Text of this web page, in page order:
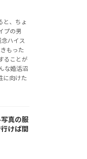
と、ちょ
プの男
ハイス
もった
ることが
な婚活沼
に向けた
真の服
けば間